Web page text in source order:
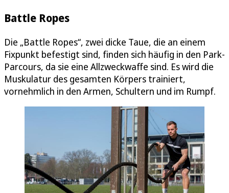
Battle Ropes
Die „Battle Ropes“, zwei dicke Taue, die an einem
Fixpunkt befestigt sind, finden sich häufig in den Park-
Parcours, da sie eine Allzweckwaffe sind. Es wird die
Muskulatur des gesamten Körpers trainiert,
vornehmlich in den Armen, Schultern und im Rumpf.